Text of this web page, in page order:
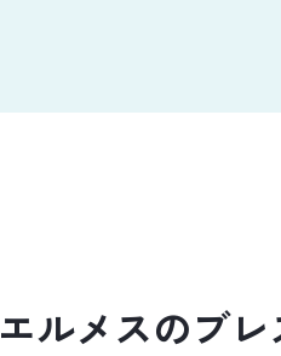
エルメスのブ